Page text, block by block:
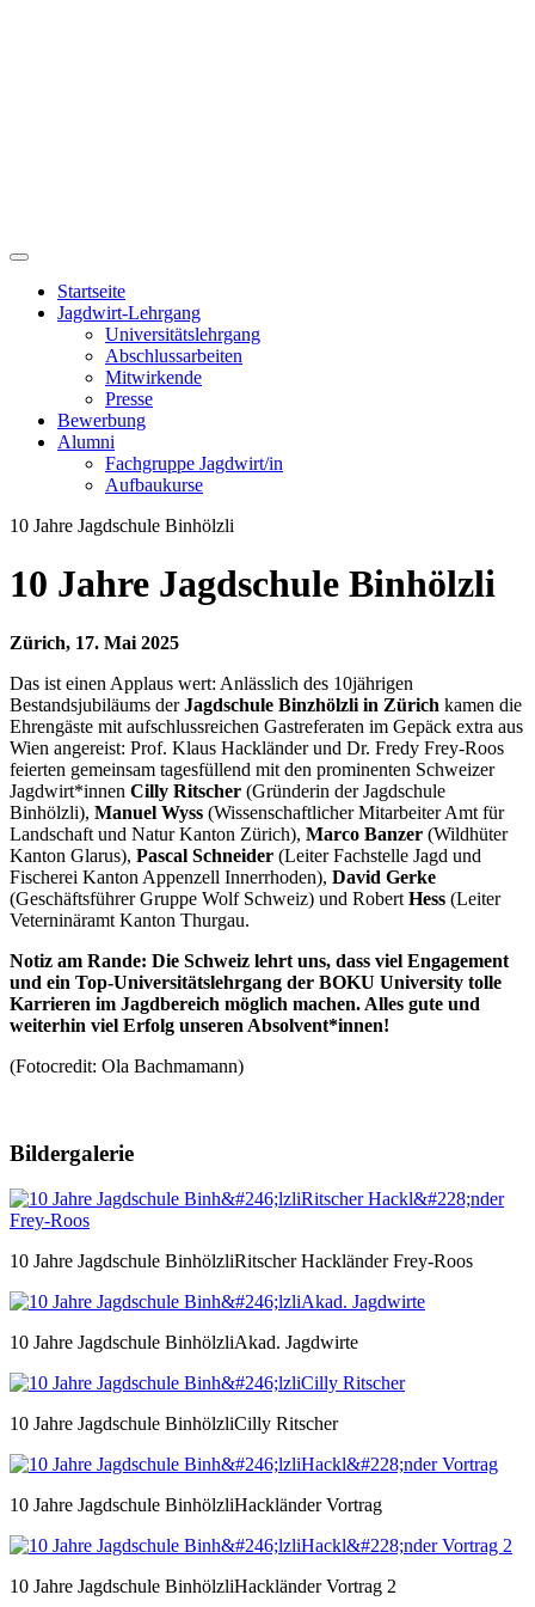
Startseite
Jagdwirt-Lehrgang
Universitätslehrgang
Abschlussarbeiten
Mitwirkende
Presse
Bewerbung
Alumni
Fachgruppe Jagdwirt/in
Aufbaukurse
10 Jahre Jagdschule Binhölzli
10 Jahre Jagdschule Binhölzli
Zürich, 17. Mai 2025
Das ist einen Applaus wert: Anlässlich des 10jährigen
Bestandsjubiläums derJagdschule Binzhölzli in Zürich kamen die
Ehrengäste mit aufschlussreichen Gastreferaten im Gepäck extra aus
Wien angereist: Prof. Klaus Hackländer und Dr. Fredy Frey-Roos
feierten gemeinsam tagesfüllend mit den prominenten Schweizer
Jagdwirt*innen Cilly Ritscher (Gründerin der Jagdschule
Binhölzli), Manuel Wyss (Wissenschaftlicher Mitarbeiter Amt für
Landschaft und Natur Kanton Zürich), Marco Banzer (Wildhüter
Kanton Glarus), Pascal Schneider (Leiter Fachstelle Jagd und
Fischerei Kanton Appenzell Innerrhoden), David Gerke
(Geschäftsführer Gruppe Wolf Schweiz) und Robert Hess (Leiter
Veterninäramt Kanton Thurgau.
Notiz am Rande: Die Schweiz lehrt uns, dass viel Engagement
und ein Top-Universitätslehrgang der BOKU University tolle
Karrieren im Jagdbereich möglich machen. Alles gute und
weiterhin viel Erfolg unseren Absolvent*innen!
(Fotocredit: Ola Bachmamann)
Bildergalerie
10 Jahre Jagdschule BinhölzliRitscher Hackländer Frey-Roos
10 Jahre Jagdschule BinhölzliAkad. Jagdwirte
10 Jahre Jagdschule BinhölzliCilly Ritscher
10 Jahre Jagdschule BinhölzliHackländer Vortrag
10 Jahre Jagdschule BinhölzliHackländer Vortrag 2